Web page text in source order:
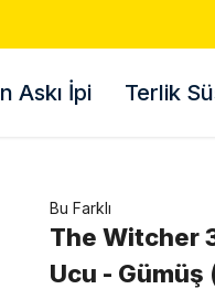
Askı İpi Terlik
Bu Farklı
The Witcher
Ucu - Gümüş